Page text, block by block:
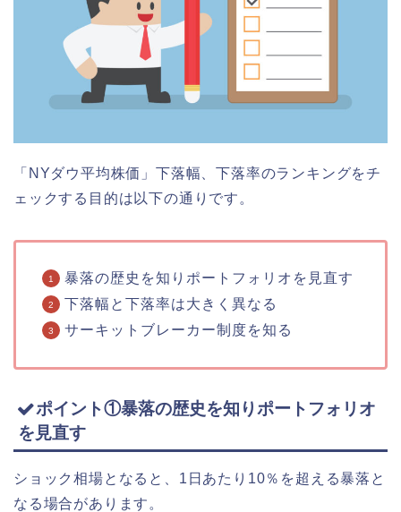
「NYダウ平均株価」下落幅、下落率のランキングをチ
ェックする目的は以下の通りです。
暴落の歴史を知りポートフォリオを見直す
下落幅と下落率は大きく異なる
サーキットブレーカー制度を知る
ポイント①暴落の歴史を知りポートフォリオ
を見直す
ショック相場となると、1日あたり10％を超える暴落と
なる場合があります。